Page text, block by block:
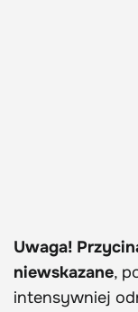
Uwaga!
niewskazane,
intensywniej